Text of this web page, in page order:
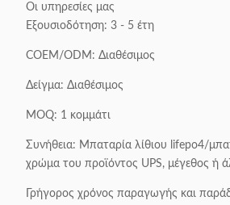
Οι υπηρεσίες μας
Εξουσιοδότηση: 3 - 5 έτη
COEM/ODM: Διαθέσιμος
Δείγμα: Διαθέσιμος
MOQ: 1 κομμάτι
Συνήθεια: Μπαταρία λίθιου lifepo4/
χρώμα του προϊόντος UPS, μέγεθος ή
Γρήγορος χρόνος παραγωγής και